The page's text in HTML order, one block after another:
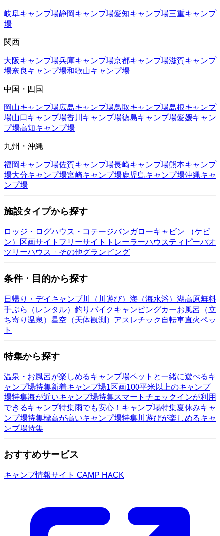
岐阜キャンプ場静岡キャンプ場愛知キャンプ場三重キャンプ
場
関西
大阪キャンプ場兵庫キャンプ場京都キャンプ場滋賀キャンプ
場奈良 キャンプ場和歌山キャンプ場
中国・四国
岡山キャンプ場広島キャンプ場鳥取キャンプ場島根キャンプ
場山口キャンプ場香川 キャンプ場徳島キャンプ場愛媛キャン
プ場高知キャンプ場
九州・沖縄
福岡キャンプ場佐賀キャンプ場長崎キャンプ場熊本キャンプ
場大分キャンプ場宮崎キャンプ場鹿児島キャンプ場沖縄キャ
ンプ場
施設タイプから探す
ロッジ・ログハウス・コテージバンガローキャビン （ケビ
ン）
区画サイト フリーサイト トレーラーハウスティピーパオ
ツリーハウス・その他グランピング
条件・目的から探す
日帰り・デイキャンプ川（川遊び） 海（海水浴） 湖高原無料
手ぶら（レンタル） 釣り バイクキャンピングカーお風呂（立
ち寄り温泉） 星空（天体観測） アスレチック 自転車直火ペッ
ト
特集から探す
温泉・お風呂が楽しめるキャンプ場ペットと一緒に遊べるキ
ャンプ場特集新着キャンプ場1区画100平米以上のキャンプ
場特集海が近いキャンプ場特集スマートチェックインが利用
できるキャンプ特集雨でも安心！キャンプ場特集夏休みキャ
ンプ場特集標高が高いキャンプ場特集川遊びが楽しめるキャ
ンプ場特集
おすすめサービス
キャンプ情報サイト CAMP HACK